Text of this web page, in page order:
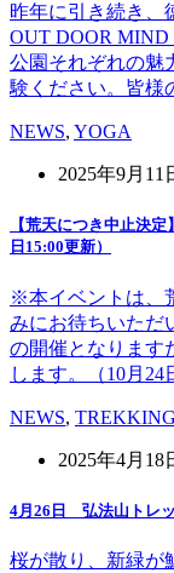
昨年に引き続き、
OUT DOOR MIND
公園それぞれの魅
験ください。皆
NEWS, YOGA
2025年9月11
【荒天につき中止決
日15:00更新）
※本イベントは、
みにお待ちいただ
の開催となります
します。（10月
NEWS, TREKKING
2025年4月18
4月26日 弘法山トレ
桜が散り、新緑が